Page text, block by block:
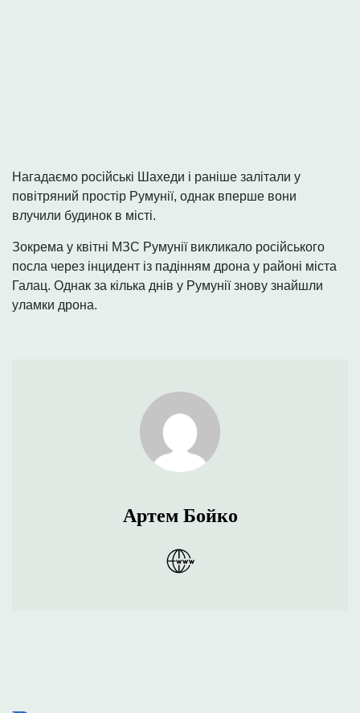
Нагадаємо російські Шахеди і раніше залітали у
повітряний простір Румунії, однак вперше вони
влучили будинок в місті.
Зокрема у квітні МЗС Румунії викликало російського
посла через інцидент із падінням дрона у районі міста
Галац. Однак за кілька днів у Румунії знову знайшли
уламки дрона.
Артем Бойко